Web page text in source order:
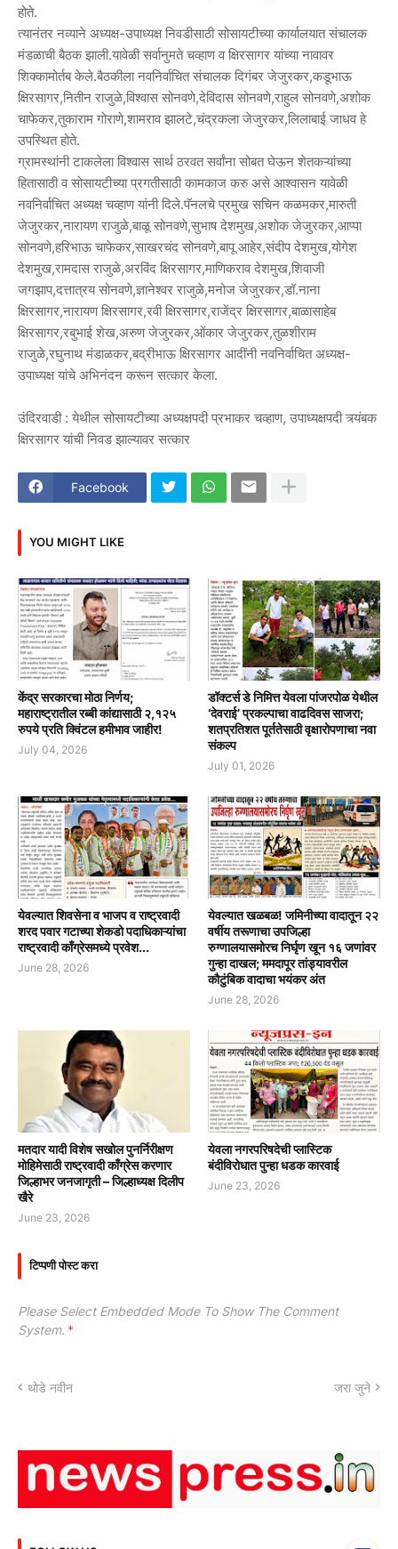
होते.
त्यानंतर नव्याने अध्यक्ष-उपाध्यक्ष निवडीसाठी सोसायटीच्या कार्यालयात संचालक
मंडळाची बैठक झाली.यावेळी सर्वानुमते चव्हाण व क्षिरसागर यांच्या नावावर
शिक्कामोर्तब केले.बैठकीला नवनिर्वाचित संचालक दिगंबर जेजुरकर,कडूभाऊ
क्षिरसागर,नितीन राजुळे,विश्वास सोनवणे,देविदास सोनवणे,राहुल सोनवणे,अशोक
चाफेकर,तुकाराम गोराणे,शामराव झालटे,चंद्रकला जेजुरकर,लिलाबाई जाधव हे
उपस्थित होते.
ग्रामस्थांनी टाकलेला विश्वास सार्थ ठरवत सर्वांना सोबत घेऊन शेतकऱ्यांच्या
हितासाठी व सोसायटीच्या प्रगतीसाठी कामकाज करु असे आश्वासन यावेळी
नवनिर्वाचित अध्यक्ष चव्हाण यांनी दिले.पॅनलचे प्रमुख सचिन कळमकर,मारुती
जेजुरकर,नारायण राजुळे,बाळू सोनवणे,सुभाष देशमुख,अशोक जेजुरकर,आप्पा
सोनवणे,हरिभाऊ चाफेकर,साखरचंद सोनवणे,बापू आहेर,संदीप देशमुख,योगेश
देशमुख,रामदास राजुळे,अरविंद क्षिरसागर,माणिकराव देशमुख,शिवाजी
जगझाप,दत्तात्रय सोनवणे,ज्ञानेश्वर राजुळे,मनोज जेजुरकर,डॉ.नाना
क्षिरसागर,नारायण क्षिरसागर,रवी क्षिरसागर,राजेंद्र क्षिरसागर,बाळासाहेब
क्षिरसागर,रबुभाई शेख,अरुण जेजुरकर,ओंकार जेजुरकर,तुळशीराम
राजुळे,रघुनाथ मंडाळकर,बद्रीभाऊ क्षिरसागर आदींनी नवनिर्वाचित अध्यक्ष-
उपाध्यक्ष यांचे अभिनंदन करून सत्कार केला.
उंदिरवाडी : येथील सोसायटीच्या अध्यक्षपदी प्रभाकर चव्हाण, उपाध्यक्षपदी त्र्यंबक
क्षिरसागर यांची निवड झाल्यावर सत्कार
Facebook
YOU MIGHT LIKE
केंद्र सरकारचा मोठा निर्णय;
महाराष्ट्रातील रब्बी कांद्यासाठी २,१२५
रुपये प्रति क्विंटल हमीभाव जाहीर!
July 04, 2026
डॉक्टर्स डे निमित्त येवला पांजरपोळ येथील
‘देवराई’ प्रकल्पाचा वाढदिवस साजरा;
शतप्रतिशत पूर्ततेसाठी वृक्षारोपणाचा नवा
संकल्प
July 01, 2026
येवल्यात शिवसेना व भाजप व राष्ट्रवादी
शरद पवार गटाच्या शेकडो पदाधिकाऱ्यांचा
राष्ट्रवादी काँग्रेसमध्ये प्रवेश...
June 28, 2026
येवल्यात खळबळ! जमिनीच्या वादातून २२
वर्षीय तरूणाचा उपजिल्हा
रुग्णालयासमोरच निर्घृण खून १६ जणांवर
गुन्हा दाखल; ममदापूर तांड्यावरील
कौटुंबिक वादाचा भयंकर अंत
June 28, 2026
मतदार यादी विशेष सखोल पुनर्निरीक्षण
मोहिमेसाठी राष्ट्रवादी काँग्रेस करणार
जिल्हाभर जनजागृती – जिल्हाध्यक्ष दिलीप
खैरे
June 23, 2026
येवला नगरपरिषदेची प्लास्टिक
बंदीविरोधात पुन्हा धडक कारवाई
June 23, 2026
टिप्पणी पोस्ट करा
Please Select Embedded Mode To Show The Comment
System. *
थोडे नवीन जरा जुने